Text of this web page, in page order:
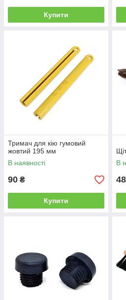
Купити
Тримач для кію гумовий
жовтий 195 мм
В наявності
90 ₴
Купити
В